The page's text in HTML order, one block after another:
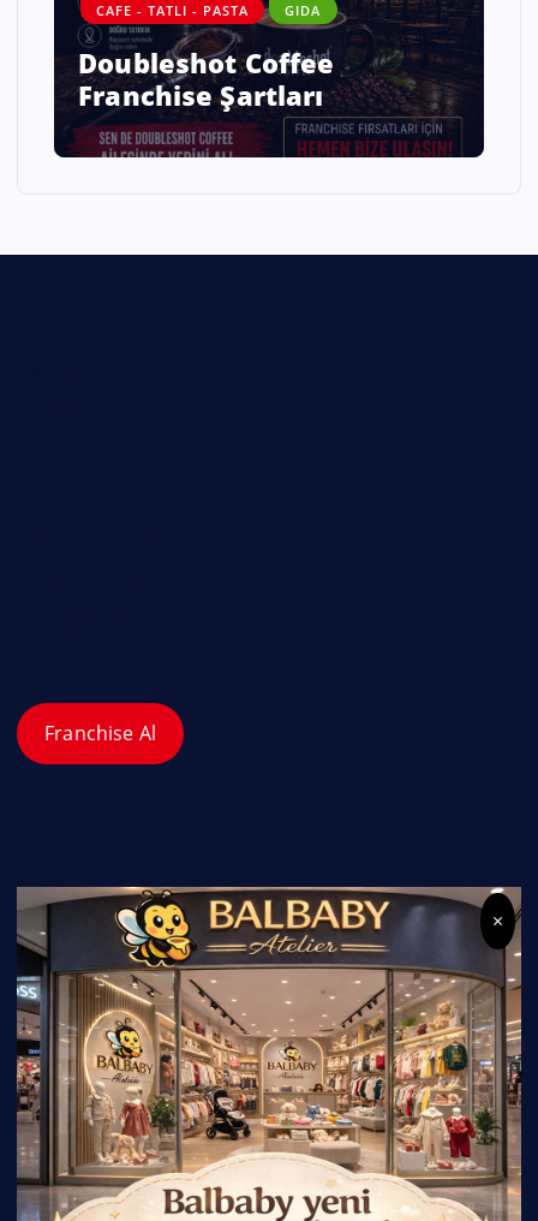
CAFE - TATLI - PASTA GIDA
Doubleshot Coffee
Franchise Şartları
Franchise Al
×